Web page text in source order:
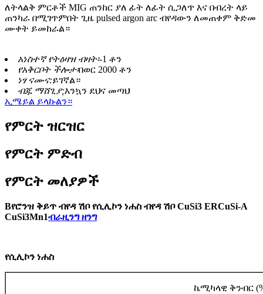
ለትላልቅ ምርቶች MIG ጠንከር ያለ ፊት ለፊት ሲጋለጥ እና በብረት ላይ
ጠንካራ በሚገጥምበት ጊዜ pulsed argon arc ብየዳውን ለመጠቀም ቅድመ
ሙቀት ይመከራል።
አነስተኛ የትዕዛዝ ብዛት፡-1 ቶን
የአቅርቦት ችሎታ፡በወር 2000 ቶን
ነፃ ናሙና:ይገኛል።
ብጁ ማሸጊያ;እንኳን ደህና መጣህ
ኢሜይል ይላኩልን።
የምርት ዝርዝር
የምርት ምድብ
የምርት መለያዎች
Bየሮንዝ ቅይጥ ብየዳ ሽቦ የሲሊኮን ነሐስ ብየዳ ሽቦ CuSi3 ERCuSi-A
CuSi3Mn1ብራዚንግ ዘንግ
የሲሊኮን ነሐስ
ኬሚካላዊ ቅንብር